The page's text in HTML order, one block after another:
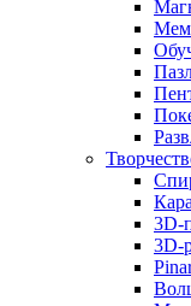
3D-
3D-